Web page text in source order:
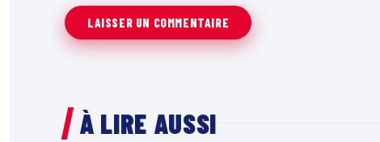
À LIRE AUSSI